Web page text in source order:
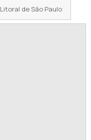
Litoral de São Paulo